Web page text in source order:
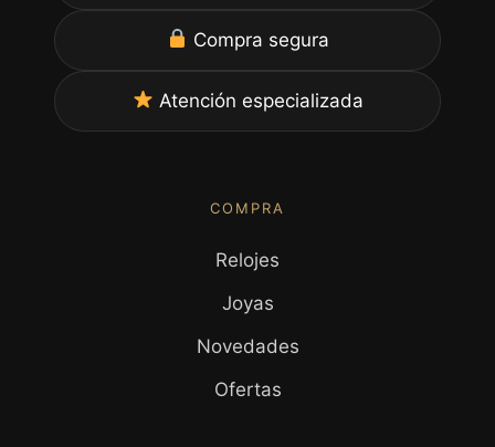
Compra segura
Atención especializada
COMPRA
Relojes
Joyas
Novedades
Ofertas